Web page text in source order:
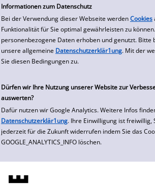
Informationen zum Datenschutz
Bei der Verwendung dieser Webseite werden Cookies
Funktionalität für Sie optimal gewährleisten zu
personenbezogene Daten erhoben und genutzt. Bitte
unsere allgemeine Datenschutzerklär1ung. Mit der
Sie diesen Bedingungen zu.
Dürfen wir Ihre Nutzung unserer Website zur
auswerten?
Dafür nutzen wir Google Analytics. Weitere Infos
Datenschutzerklär1ung. Ihre Einwilligung ist freiwillig,
jederzeit für die Zukunft widerrufen indem Sie das
GOOGLE_ANALYTICS_INFO löschen.
zur Navigation springen
zum Inhalt springen